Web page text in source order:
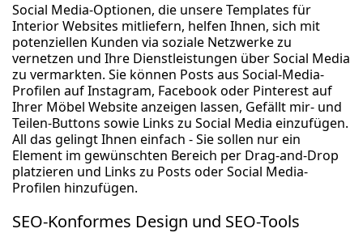
Social Media-Optionen, die unsere Templates für
Interior Websites mitliefern, helfen Ihnen, sich mit
potenziellen Kunden via soziale Netzwerke zu
vernetzen und Ihre Dienstleistungen über Social Media
zu vermarkten. Sie können Posts aus Social-Media-
Profilen auf Instagram, Facebook oder Pinterest auf
Ihrer Möbel Website anzeigen lassen, Gefällt mir- und
Teilen-Buttons sowie Links zu Social Media einzufügen.
All das gelingt Ihnen einfach - Sie sollen nur ein
Element im gewünschten Bereich per Drag-and-Drop
platzieren und Links zu Posts oder Social Media-
Profilen hinzufügen.
SEO-Konformes Design und SEO-Tools